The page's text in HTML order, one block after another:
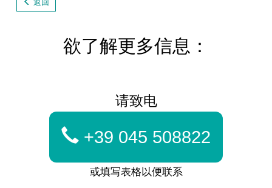
返回
欲了解更多信息：
请致电
+39 045 508822
或填写表格以便联系